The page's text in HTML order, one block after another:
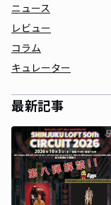
ニュース
レビュー
コラム
キュレーター
最新記事